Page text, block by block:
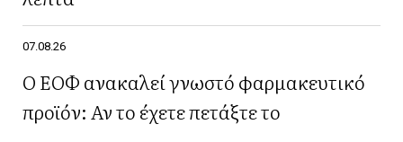
07.08.26
Ο ΕΟΦ ανακαλεί γνωστό φαρμακευτικό
προϊόν: Αν το έχετε πετάξτε το